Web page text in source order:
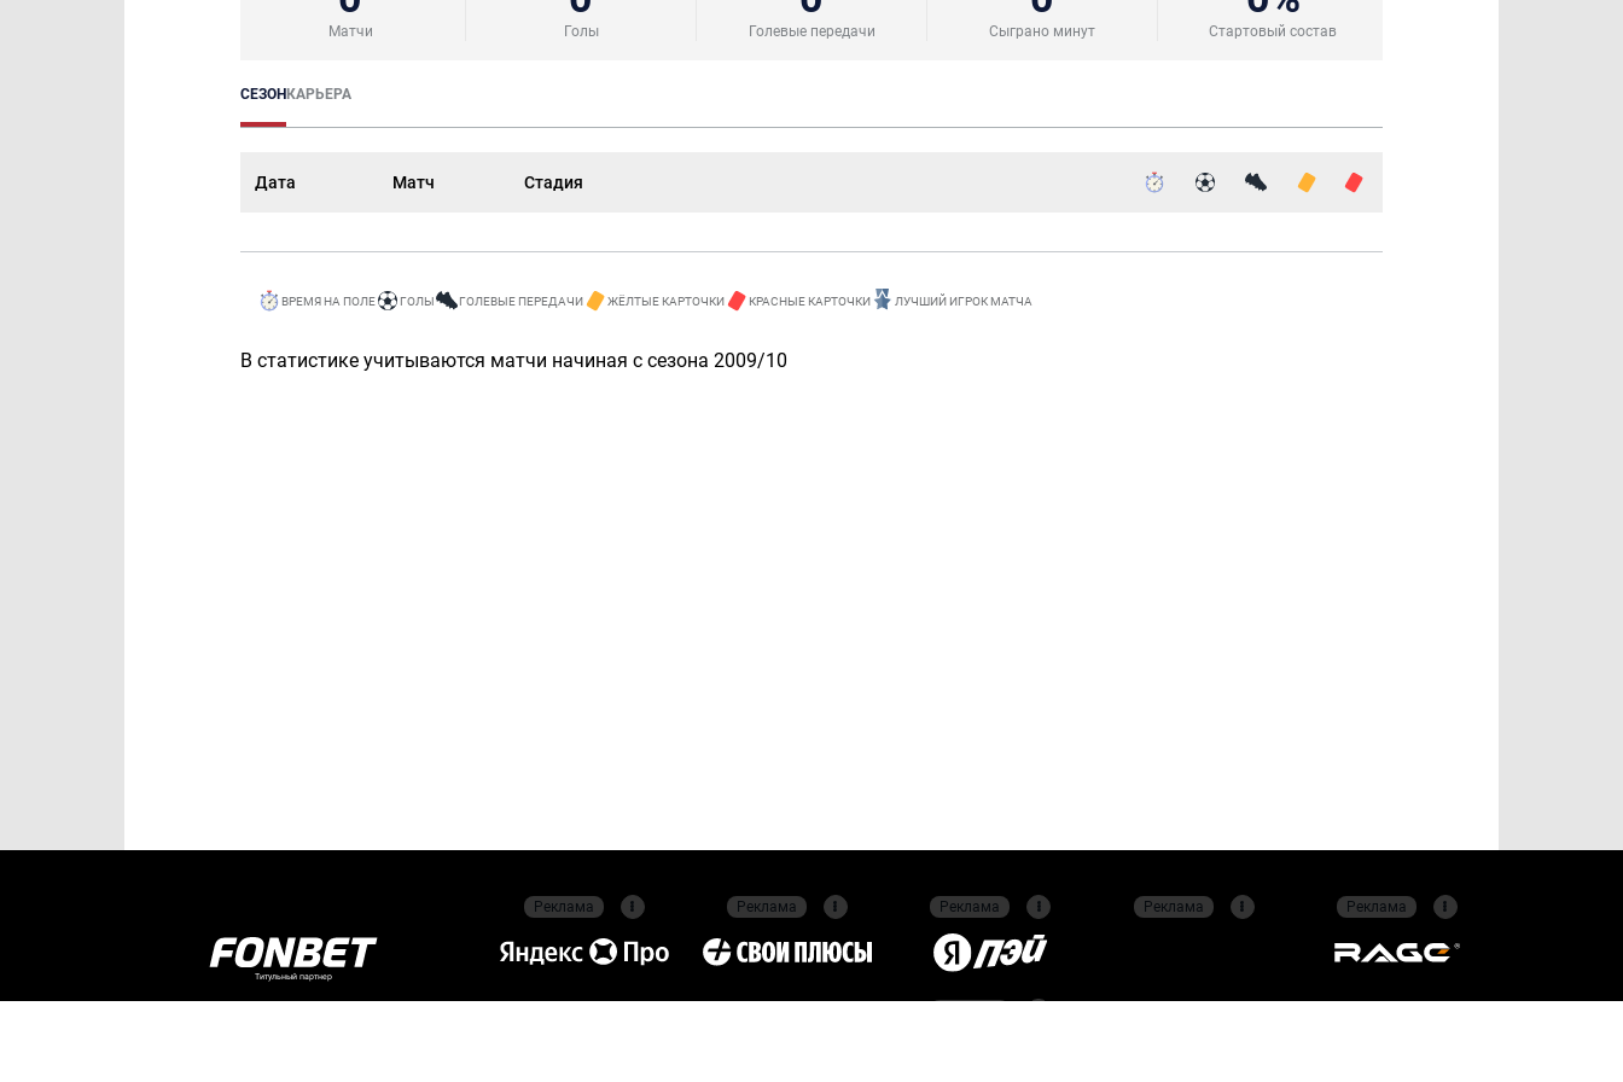
Матчи Голы Голевые передачи Сыграно минут Стартовый состав
СЕЗОНКАРЬЕРА
Дата Матч Стадия
ВРЕМЯ НА ПОЛЕ ГОЛЫ ГОЛЕВЫЕ ПЕРЕДАЧИ ЖЁЛТЫЕ КАРТОЧКИ КРАСНЫЕ КАРТОЧКИ ЛУЧШИЙ ИГРОК МАТЧА
В статистике учитываются матчи начиная с сезона 2009/10
Титульный партнер
Реклама Реклама Реклама Реклама Реклама